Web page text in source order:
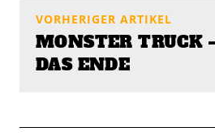
VORHERIGER ARTIKEL
MONSTER TRUCK
DAS ENDE